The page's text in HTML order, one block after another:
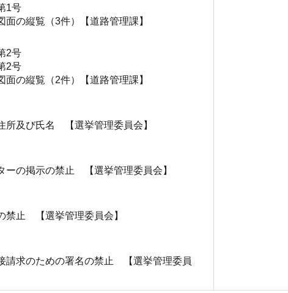
1号
の縦覧（3件）【道路管理課】
2号
2号
の縦覧（2件）【道路管理課】
及び氏名 【選挙管理委員会】
の掲示の禁止 【選挙管理委員会】
禁止 【選挙管理委員会】
請求のための署名の禁止 【選挙管理委員